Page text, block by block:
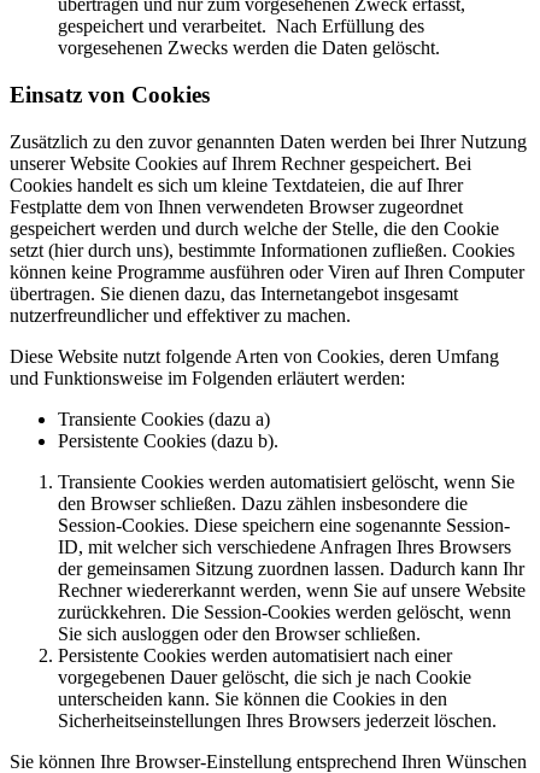
übertragen und nur zum vorgesehenen Zweck erfasst,
gespeichert und verarbeitet. Nach Erfüllung des
vorgesehenen Zwecks werden die Daten gelöscht.
Einsatz von Cookies
Zusätzlich zu den zuvor genannten Daten werden bei Ihrer Nutzung
unserer Website Cookies auf Ihrem Rechner gespeichert. Bei
Cookies handelt es sich um kleine Textdateien, die auf Ihrer
Festplatte dem von Ihnen verwendeten Browser zugeordnet
gespeichert werden und durch welche der Stelle, die den Cookie
setzt (hier durch uns), bestimmte Informationen zufließen. Cookies
können keine Programme ausführen oder Viren auf Ihren Computer
übertragen. Sie dienen dazu, das Internetangebot insgesamt
nutzerfreundlicher und effektiver zu machen.
Diese Website nutzt folgende Arten von Cookies, deren Umfang
und Funktionsweise im Folgenden erläutert werden:
Transiente Cookies (dazu a)
Persistente Cookies (dazu b).
Transiente Cookies werden automatisiert gelöscht, wenn Sie
den Browser schließen. Dazu zählen insbesondere die
Session-Cookies. Diese speichern eine sogenannte Session-
ID, mit welcher sich verschiedene Anfragen Ihres Browsers
der gemeinsamen Sitzung zuordnen lassen. Dadurch kann Ihr
Rechner wiedererkannt werden, wenn Sie auf unsere Website
zurückkehren. Die Session-Cookies werden gelöscht, wenn
Sie sich ausloggen oder den Browser schließen.
Persistente Cookies werden automatisiert nach einer
vorgegebenen Dauer gelöscht, die sich je nach Cookie
unterscheiden kann. Sie können die Cookies in den
Sicherheitseinstellungen Ihres Browsers jederzeit löschen.
Sie können Ihre Browser-Einstellung entsprechend Ihren Wünschen